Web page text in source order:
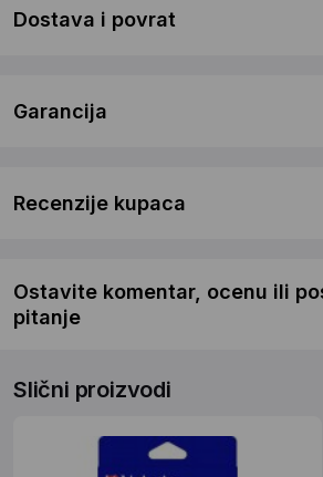
Dostava i povrat
Garancija
Recenzije kupaca
Ostavite komentar, ocenu ili
pitanje
Slični proizvodi